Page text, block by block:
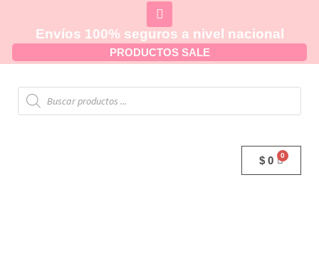
Envíos 100% seguros a nivel nacional
PRODUCTOS SALE
$ 0